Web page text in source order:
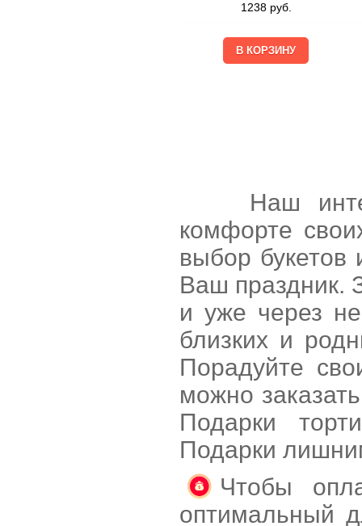
1238 руб.
Наш
комфорте
выбор букетов
Ваш праздник.
и уже через
близких и
Порадуйте
можно
Подарки
Подарки
Чтобы
оптимальный